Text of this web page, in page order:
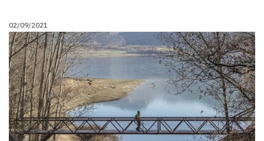
02/09/2021